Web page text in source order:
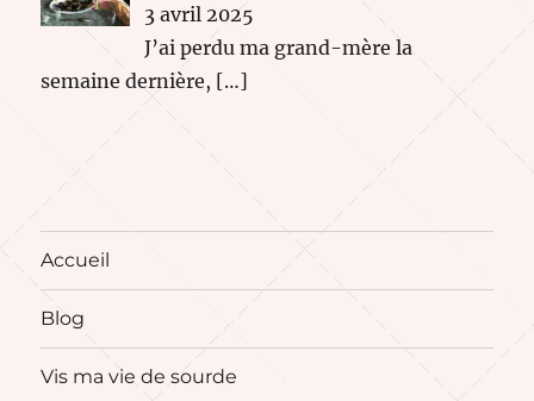
3 avril 2025
J’ai perdu ma grand-mère la
semaine dernière, […]
Accueil
Blog
Vis ma vie de sourde